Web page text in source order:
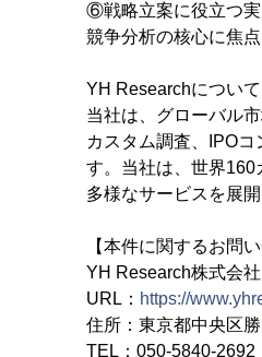
⑥戦略立案に役立つ実
競争分析の核心に焦点
YH Researchについて
当社は、グローバル
カスタム調査、IPO
す。当社は、世界160
多様なサービスを展
【本件に関するお問
YH Research株式会社
URL： https://
住所：東京都中央区
TEL：050-5840-2692